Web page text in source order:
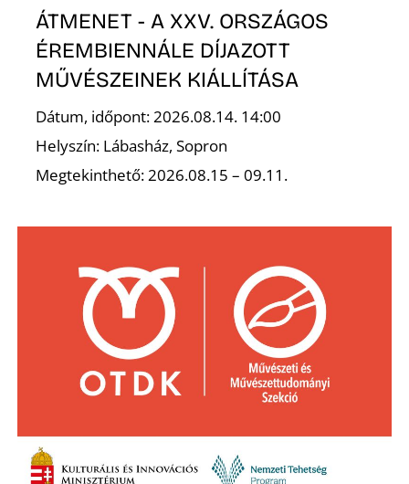
ÁTMENET - A XXV. ORSZÁGOS
ÉREMBIENNÁLE DÍJAZOTT
MŰVÉSZEINEK KIÁLLÍTÁSA
Dátum, időpont: 2026.08.14. 14:00
Helyszín: Lábasház, Sopron
Megtekinthető: 2026.08.15 – 09.11.